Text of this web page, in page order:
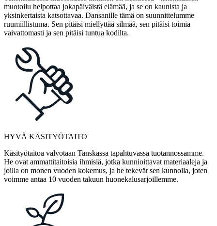
muotoilu helpottaa jokapäiväistä elämää, ja se on kaunista ja
yksinkertaista katsottavaa. Dansanille tämä on suunnittelumme
ruumiillistuma. Sen pitäisi miellyttää silmää, sen pitäisi toimia
vaivattomasti ja sen pitäisi tuntua kodilta.
HYVÄ KÄSITYÖTAITO
Käsityötaitoa valvotaan Tanskassa tapahtuvassa tuotannossamme.
He ovat ammattitaitoisia ihmisiä, jotka kunnioittavat materiaaleja ja
joilla on monen vuoden kokemus, ja he tekevät sen kunnolla, joten
voimme antaa 10 vuoden takuun huonekalusarjoillemme.